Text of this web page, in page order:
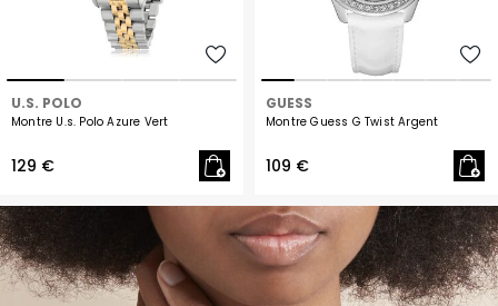
U.S. POLO
Montre U.s. Polo Azure Vert
129 €
GUESS
Montre Guess G Twist Argent
109 €